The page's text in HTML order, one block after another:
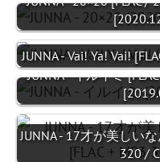
JUNNA - Vai! Ya! Vai!
JUNNA - イルイミ
JUNNA - 17才が美しい
320 /